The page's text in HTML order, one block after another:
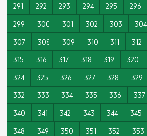
291
292 293 294 295 296
299
300 301 302 303 304
307
308 309 310 311 312
315
316 317 318 319 320
324
325 326 327 328 329
332
333 334 335 336 337
340
341 342 343 344 345
348
349 350 351 352 353